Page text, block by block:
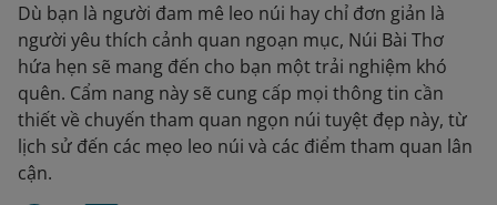
Dù bạn là người đam mê leo núi hay chỉ đơn giản là
người yêu thích cảnh quan ngoạn mục, Núi Bài Thơ
hứa hẹn sẽ mang đến cho bạn một trải nghiệm khó
quên. Cẩm nang này sẽ cung cấp mọi thông tin cần
thiết về chuyến tham quan ngọn núi tuyệt đẹp này, từ
lịch sử đến các mẹo leo núi và các điểm tham quan lân
cận.